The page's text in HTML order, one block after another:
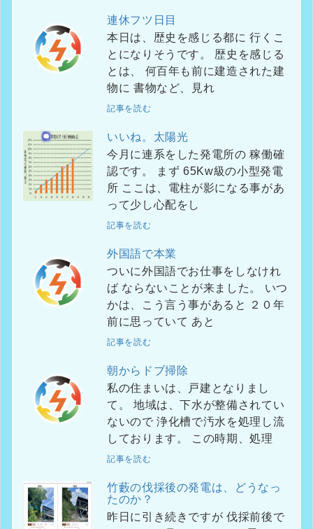
連休フツ日目
本日は、歴史を感じる都に 行くこ
とになりそうです。 歴史を感じる
とは、 何百年も前に建造された建
物に 書物など、見れ
記事を読む
いいね。太陽光
今月に連系をした発電所の 稼働確
認です。 まず 65Kw級の小型発電
所 ここは、電柱が影になる事があ
って少し心配をし
記事を読む
外国語で本業
ついに外国語でお仕事をしなけれ
ば ならないことが来ました。 いつ
かは、こう言う事があると ２０年
前に思っていて あと
記事を読む
朝からドブ掃除
私の住まいは、戸建となりまし
て。 地域は、下水が整備されてい
ないので 浄化槽で汚水を処理し流
しております。 この時期、処理
記事を読む
竹藪の伐採後の発電は、どうなっ
たのか？
昨日に引き続きですが 伐採前後で